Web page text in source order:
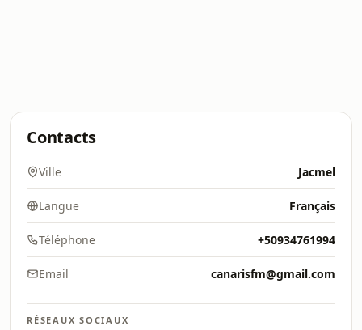
Contacts
Ville Jacmel
Langue Français
Téléphone +50934761994
Email canarisfm@gmail.com
RÉSEAUX SOCIAUX